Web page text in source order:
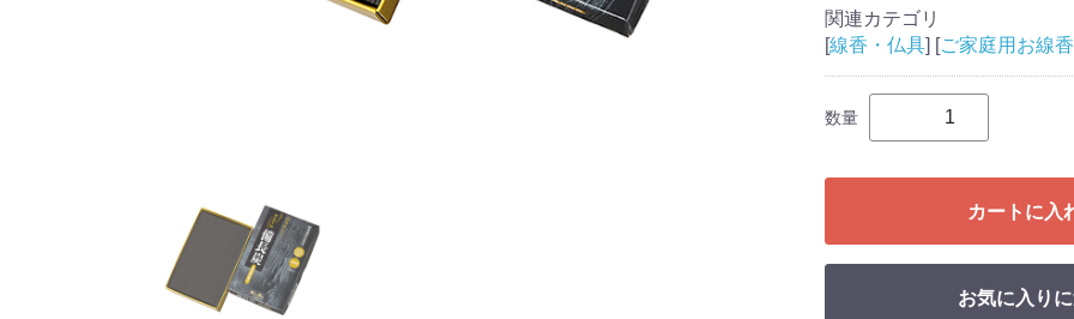
関連カテゴリ
[線香・仏具] [ご家庭用お線香
数量
カートに入
お気に入り